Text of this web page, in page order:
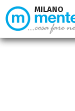
MILANO